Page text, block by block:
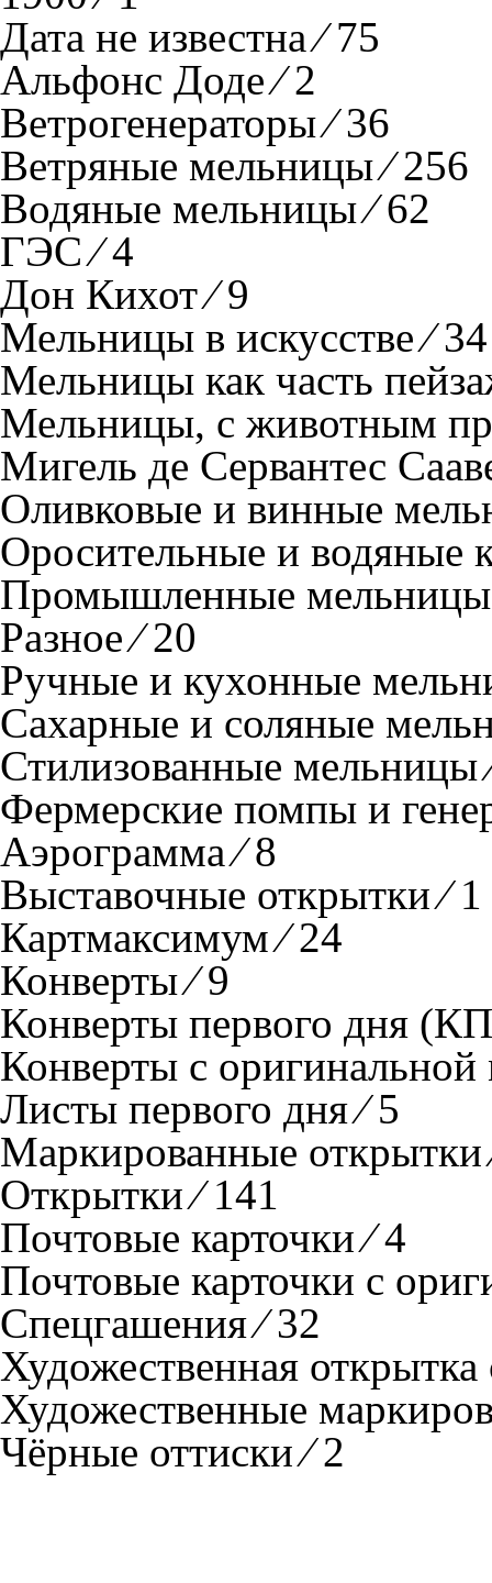
Дата не известна ⁄ 75
Альфонс Доде ⁄ 2
Ветрогенераторы ⁄ 36
Ветряные мельницы ⁄ 256
Водяные мельницы ⁄ 62
ГЭС ⁄ 4
Дон Кихот ⁄ 9
Мельницы в искусстве ⁄ 34
Мельницы как часть
Мельницы, с животным
Мигель де Сервантес
Оливковые и винные
Оросительные и водяные
Промышленные мельницы
Разное ⁄ 20
Ручные и кухонные
Сахарные и соляные
Стилизованные мельницы
Фермерские помпы и
Аэрограмма ⁄ 8
Выставочные открытки ⁄ 1
Картмаксимум ⁄ 24
Конверты ⁄ 9
Конверты первого дня
Конверты с оригинальной
Листы первого дня ⁄ 5
Маркированные открытки
Открытки ⁄ 141
Почтовые карточки ⁄ 4
Почтовые карточки с
Спецгашения ⁄ 32
Художественная
Художественные
Чёрные оттиски ⁄ 2